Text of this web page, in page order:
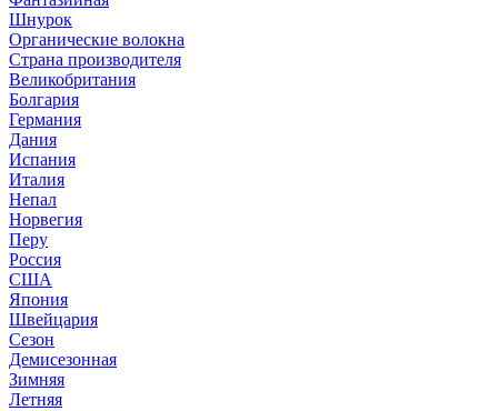
Шнурок
Органические волокна
Страна производителя
Великобритания
Болгария
Германия
Дания
Испания
Италия
Непал
Норвегия
Перу
Россия
США
Япония
Швейцария
Сезон
Демисезонная
Зимняя
Летняя